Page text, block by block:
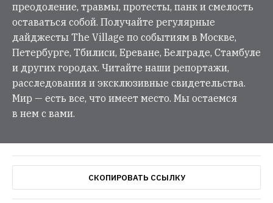
преодоление, травмы, протесты, панк и смелость
оставаться собой. Получайте регулярные
дайджесты The Village по событиям в Москве,
Петербурге, Тбилиси, Ереване, Белграде, Стамбуле
и других городах. Читайте наши репортажи,
расследования и эксклюзивные свидетельства.
Мир — есть все, что имеет место. Мы остаемся
в нем с вами.
СКОПИРОВАТЬ ССЫЛКУ